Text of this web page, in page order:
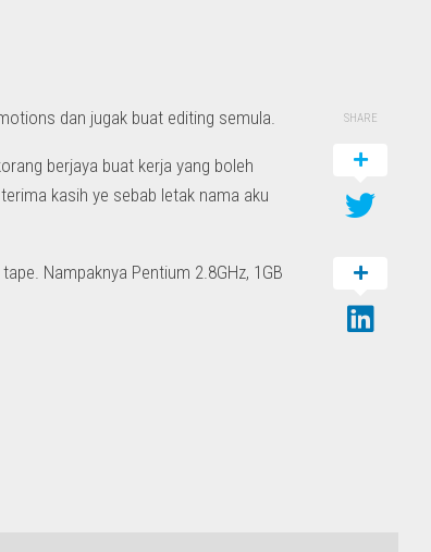
dan jugak buat editing semula.
berjaya buat kerja yang boleh
kasih ye sebab letak nama aku
Nampaknya Pentium 2.8GHz, 1GB
SHARE